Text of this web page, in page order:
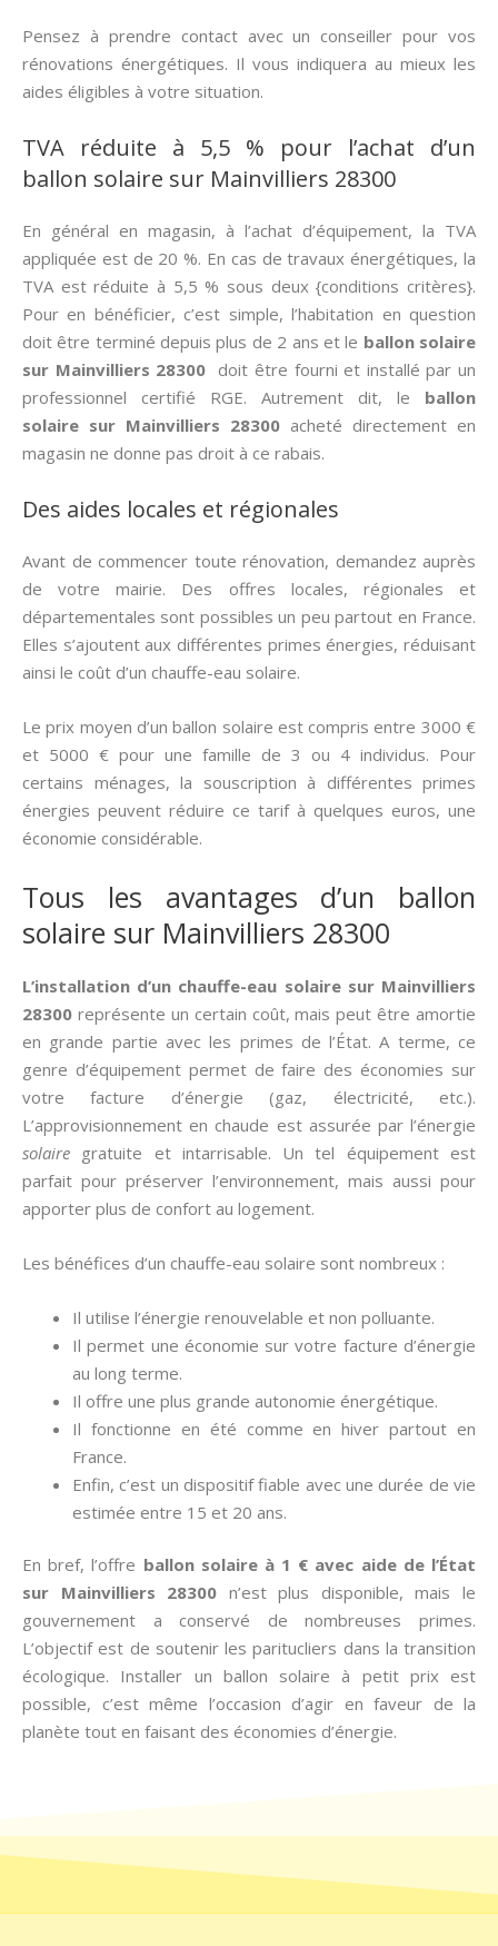
Pensez à prendre contact avec un conseiller pour vos
rénovations énergétiques. Il vous indiquera au mieux les
aides éligibles à votre situation.
TVA réduite à 5,5 % pour l’achat d’un
ballon solaire sur Mainvilliers 28300
En général en magasin, à l’achat d’équipement, la TVA
appliquée est de 20 %. En cas de travaux énergétiques, la
TVA est réduite à 5,5 % sous deux {conditions critères}.
Pour en bénéficier, c’est simple, l’habitation en question
doit être terminé depuis plus de 2 ans et le ballon solaire
sur Mainvilliers 28300 doit être fourni et installé par un
professionnel certifié RGE. Autrement dit, le ballon
solaire sur Mainvilliers 28300 acheté directement en
magasin ne donne pas droit à ce rabais.
Des aides locales et régionales
Avant de commencer toute rénovation, demandez auprès
de votre mairie. Des offres locales, régionales et
départementales sont possibles un peu partout en France.
Elles s’ajoutent aux différentes primes énergies, réduisant
ainsi le coût d’un chauffe-eau solaire.
Le prix moyen d’un ballon solaire est compris entre 3000 €
et 5000 € pour une famille de 3 ou 4 individus. Pour
certains ménages, la souscription à différentes primes
énergies peuvent réduire ce tarif à quelques euros, une
économie considérable.
Tous les avantages d’un ballon
solaire sur Mainvilliers 28300
L’installation d’un chauffe-eau solaire sur Mainvilliers
28300 représente un certain coût, mais peut être amortie
en grande partie avec les primes de l’État. A terme, ce
genre d’équipement permet de faire des économies sur
votre facture d’énergie (gaz, électricité, etc.).
L’approvisionnement en chaude est assurée par l’énergie
solaire gratuite et intarrisable. Un tel équipement est
parfait pour préserver l’environnement, mais aussi pour
apporter plus de confort au logement.
Les bénéfices d’un chauffe-eau solaire sont nombreux :
Il utilise l’énergie renouvelable et non polluante.
Il permet une économie sur votre facture d’énergie
au long terme.
Il offre une plus grande autonomie énergétique.
Il fonctionne en été comme en hiver partout en
France.
Enfin, c’est un dispositif fiable avec une durée de vie
estimée entre 15 et 20 ans.
En bref, l’offre ballon solaire à 1 € avec aide de l’État
sur Mainvilliers 28300 n’est plus disponible, mais le
gouvernement a conservé de nombreuses primes.
L’objectif est de soutenir les paritucliers dans la transition
écologique. Installer un ballon solaire à petit prix est
possible, c’est même l’occasion d’agir en faveur de la
planète tout en faisant des économies d’énergie.